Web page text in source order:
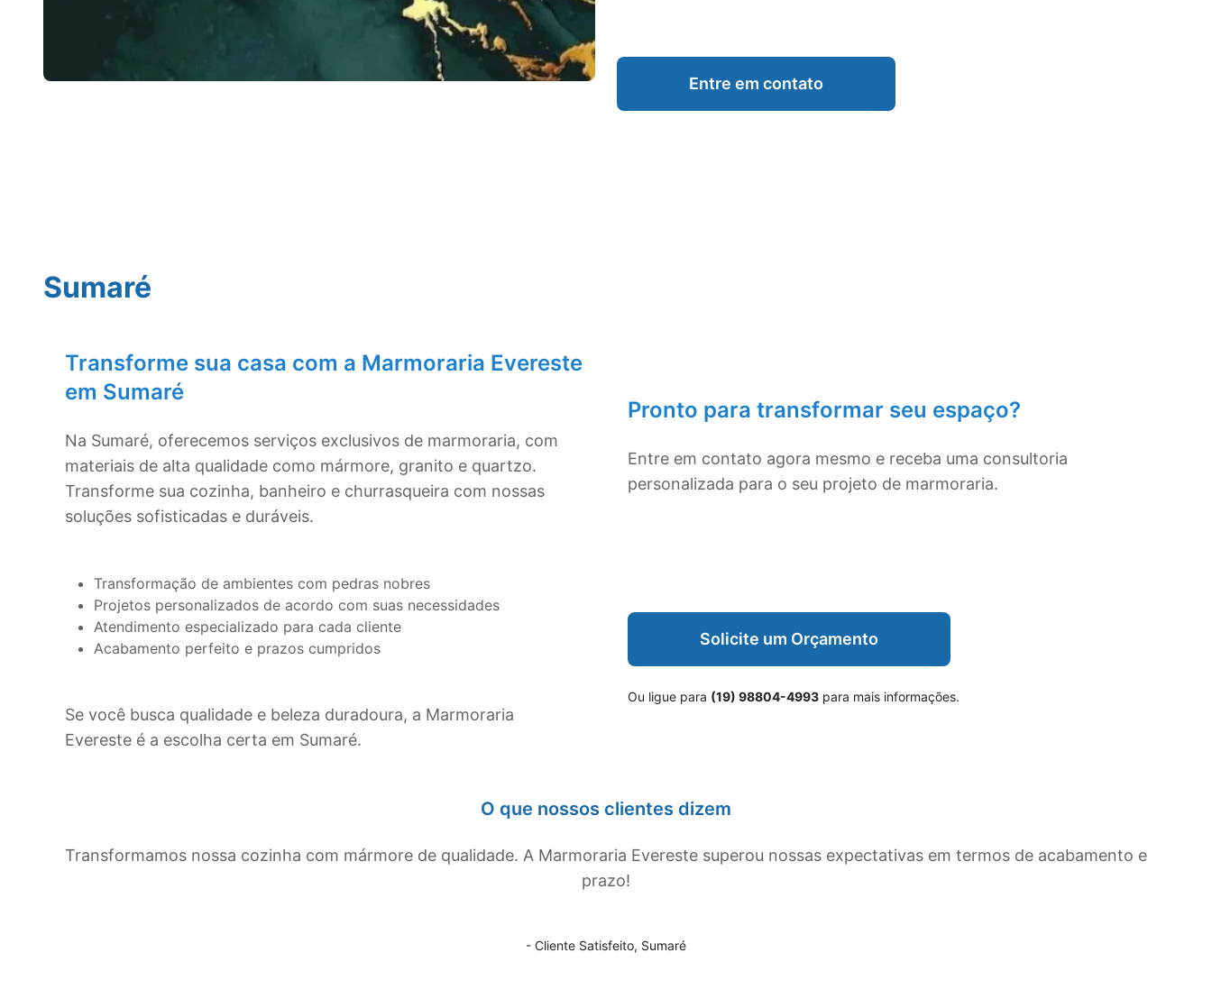
Entre em contato
Sumaré
Transforme sua casa com a Marmoraria Evereste
em Sumaré
Na Sumaré, oferecemos serviços exclusivos de marmoraria, com
materiais de alta qualidade como mármore, granito e quartzo.
Transforme sua cozinha, banheiro e churrasqueira com nossas
soluções sofisticadas e duráveis.
Transformação de ambientes com pedras nobres
Projetos personalizados de acordo com suas necessidades
Atendimento especializado para cada cliente
Acabamento perfeito e prazos cumpridos
Se você busca qualidade e beleza duradoura, a Marmoraria
Evereste é a escolha certa em Sumaré.
Pronto para transformar seu espaço?
Entre em contato agora mesmo e receba uma consultoria
personalizada para o seu projeto de marmoraria.
Solicite um Orçamento
Ou ligue para (19) 98804-4993 para mais informações.
O que nossos clientes dizem
Transformamos nossa cozinha com mármore de qualidade. A Marmoraria Evereste superou nossas expectativas em termos de acabamento e
prazo!
- Cliente Satisfeito, Sumaré